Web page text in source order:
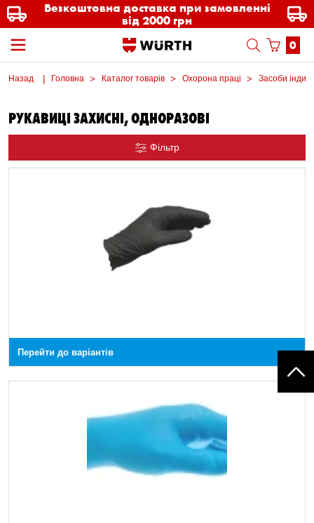
Безкоштовна доставка при замовленні
від 2000 грн
0
Назад Головна Каталог товарів Охорона праці Засоби
РУКАВИЦІ ЗАХИСНІ, ОДНОРАЗОВІ
Фільтр
Перейти до варіантів